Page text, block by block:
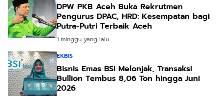
DPW PKB Aceh Buka Rekrutmen
Pengurus DPAC, HRD: Kesempatan bagi
Putra-Putri Terbaik Aceh
1 minggu yang lalu
EKBIS
Bisnis Emas BSI Melonjak, Transaksi
Bullion Tembus 8,06 Ton hingga Juni
2026